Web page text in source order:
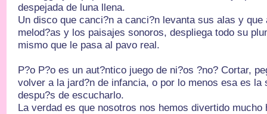
despejada de luna llena.
Un disco que canci?n a canci?n levanta sus alas y que
melod?as y los paisajes sonoros, despliega todo su
mismo que le pasa al pavo real.
P?o P?o es un aut?ntico juego de ni?os ?no? Cortar,
volver a la jard?n de infancia, o por lo menos esa es la
despu?s de escucharlo.
La verdad es que nosotros nos hemos divertido mucho